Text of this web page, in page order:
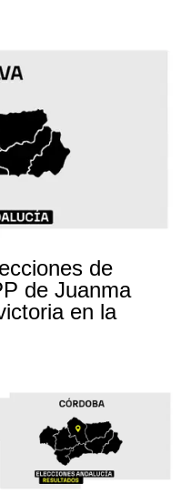
de
de Juanma
en la